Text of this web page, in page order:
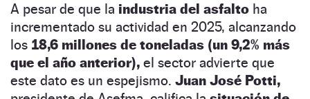
A pesar de que la industria del asfalto ha
incrementado su actividad en 2025, alcanzando
los 18,6 millones de toneladas (un 9,2% más
que el año anterior), el sector advierte que
este dato es un espejismo. Juan José Potti,